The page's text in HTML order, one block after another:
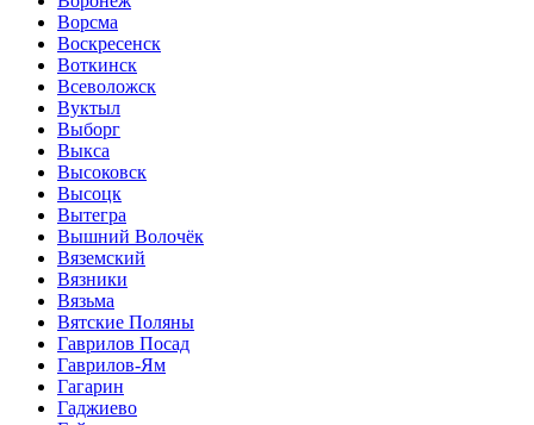
Ворсма
Воскресенск
Воткинск
Всеволожск
Вуктыл
Выборг
Выкса
Высоковск
Высоцк
Вытегра
Вышний Волочёк
Вяземский
Вязники
Вязьма
Вятские Поляны
Гаврилов Посад
Гаврилов-Ям
Гагарин
Гаджиево